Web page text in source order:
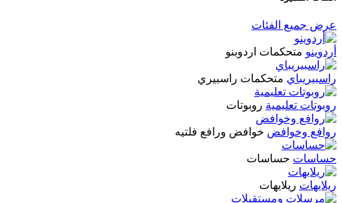
عرض جميع الفئات
أردوينو متحكمات اردوبنو
راسبيريباي متحكمات راسبيري
روبوتات تعليمية روبوتات
روافع وخوافض خوافض ورافع فلتيه
حساسات حساسات
ريلايهات ريلايهات